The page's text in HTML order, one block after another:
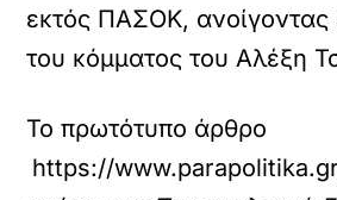
εκτός ΠΑΣΟΚ, ανοίγοντας
του κόμματος του Αλέξη
Το πρωτότυπο άρθρο
https://